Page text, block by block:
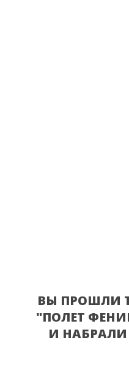
ВЫ ПРОШЛИ
"ПОЛЕТ
И НАБРАЛИ